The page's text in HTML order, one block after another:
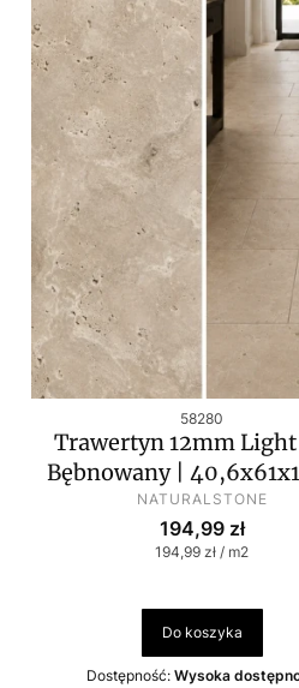
Kod produktu
58280
Trawertyn 12mm Light
Bębnowany |
PRODUCENT
NATURALSTONE
Cena
194,99 zł
Cena jednostkowa
194,99 zł / m2
Do koszyka
Dostępność: Wysoka